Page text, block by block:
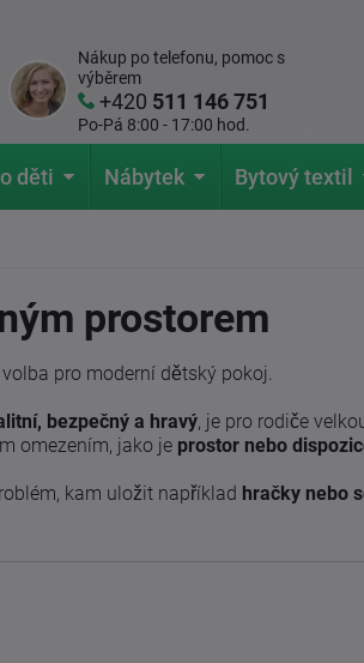
Nákup po telefonu, pomoc s
výběrem
+420 511 146 751
Po-Pá 8:00 - 17:00 hod.
děti Nábytek Bytový textil
prostorem
pro moderní dětský pokoj.
bezpečný a hravý, je pro rodiče
omezením, jako je prostor nebo
kam uložit například hračky nebo